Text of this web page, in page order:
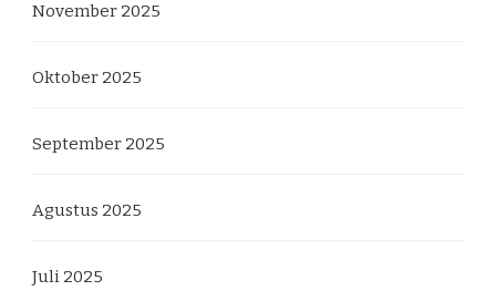
November 2025
Oktober 2025
September 2025
Agustus 2025
Juli 2025